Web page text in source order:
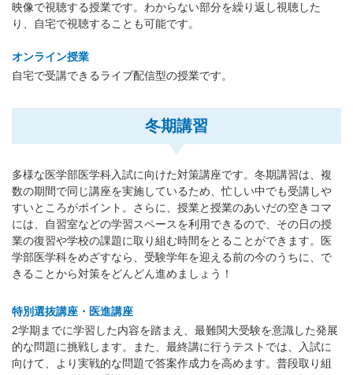
映像で視聴する授業です。わからない部分を繰り返し視聴した
り、自宅で視聴することも可能です。
オンライン授業
自宅で受講できるライブ配信型の授業です。
冬期講習
多様な医学部医学科入試に向けた対策講座です。冬期講習は、複
数の期間で同じ講座を実施しているため、忙しい中でも受講しや
すいところがポイント。さらに、授業と授業のあいだの空きコマ
には、自習室などの学習スペースを利用できるので、その日の授
業の復習や学校の課題に取り組む時間をとることができます。医
学部医学科をめざすなら、受験学年を迎える前の今のうちに、で
きることから対策をどんどん進めましょう！
特別選抜講座・医進講座
2学期までに学習した内容を踏まえ、最難関大受験を意識した発展
的な問題に挑戦します。また、最終講に行うテストでは、入試に
向けて、より実戦的な問題で答案作成力を高めます。普段取り組